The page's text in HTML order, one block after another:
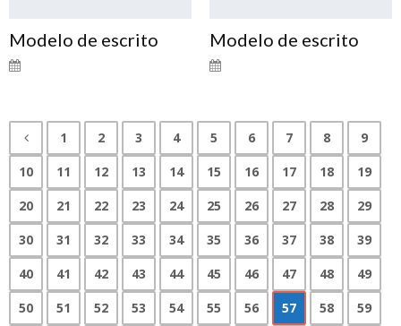
Modelo de escrito Modelo de escrito
1 2 3 4 5 6 7 8
9
10
11 12 13 14 15 16 17 18
19
20
21 22 23 24 25 26 27 28
29
30
31 32 33 34 35 36 37 38
39
40
41 42 43 44 45 46 47 48
49
50
51 52 53 54 55 56 57 58
59